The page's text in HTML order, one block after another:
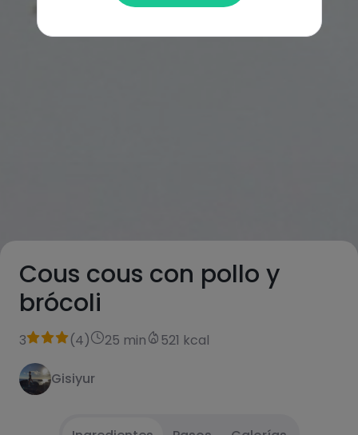
Cous cous con pollo y
brócoli
3 (4) 25 min 521 kcal
Gisiyur